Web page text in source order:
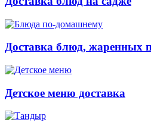
Доставка блюд, жаренных
Детское меню доставка